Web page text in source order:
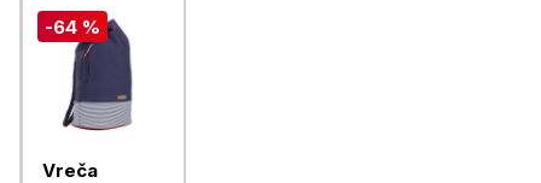
-64 %
Vreča